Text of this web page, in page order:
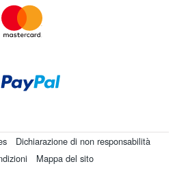
Dichiarazione di non responsabilità
Mappa del sito